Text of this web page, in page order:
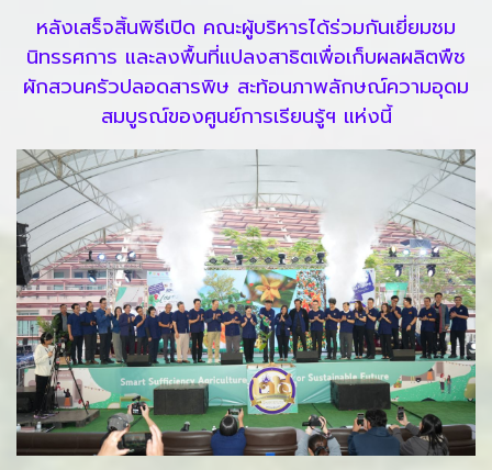
หลังเสร็จสิ้นพิธีเปิด คณะผู้บริหารได้ร่วมกันเยี่ยมชม
นิทรรศการ และลงพื้นที่แปลงสาธิตเพื่อเก็บผลผลิตพืช
ผักสวนครัวปลอดสารพิษ สะท้อนภาพลักษณ์ความอุดม
สมบูรณ์ของศูนย์การเรียนรู้ฯ แห่งนี้